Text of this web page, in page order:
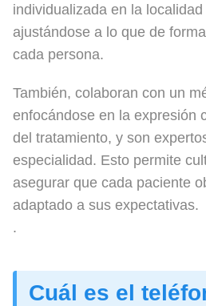
individualizada en la
ajustándose a lo que de
cada persona.
También, colaboran con un
enfocándose en la expresión
del tratamiento, y son
especialidad. Esto permite
asegurar que cada paciente
adaptado a sus expectativas.
.
Cuál es el